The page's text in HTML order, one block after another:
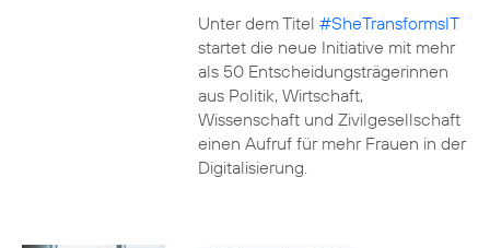
Unter dem Titel #SheTransformsIT
startet die neue Initiative mit mehr
als 50 Entscheidungsträgerinnen
aus Politik, Wirtschaft,
Wissenschaft und Zivilgesellschaft
einen Aufruf für mehr Frauen in der
Digitalisierung.